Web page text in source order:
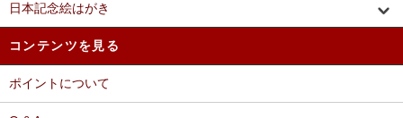
日本記念絵はがき
コンテンツを見る
ポイントについて